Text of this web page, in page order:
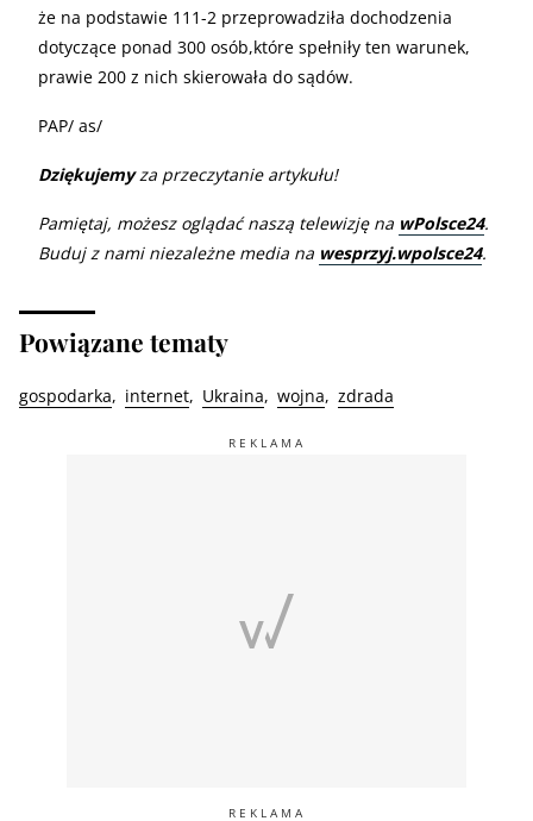
że na podstawie 111-2 przeprowadziła dochodzenia
dotyczące ponad 300 osób,które spełniły ten warunek,
prawie 200 z nich skierowała do sądów.
PAP/ as/
Dziękujemyza przeczytanie artykułu!
Pamiętaj, możesz oglądać naszą telewizję na wPolsce24.
Buduj z nami niezależne media na wesprzyj.wpolsce24.
Powiązane tematy
gospodarka internet Ukraina wojna zdrada